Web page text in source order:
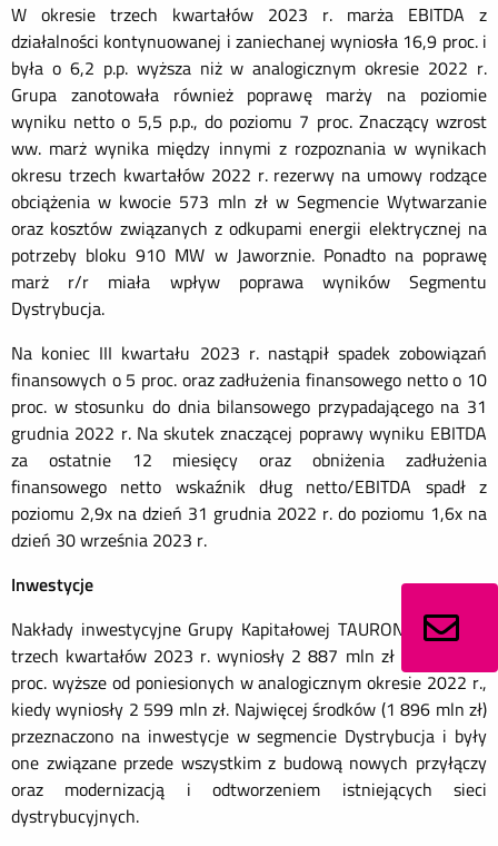
W okresie trzech kwartałów 2023 r. marża EBITDA z
działalności kontynuowanej i zaniechanej wyniosła 16,9 proc. i
była o 6,2 p.p. wyższa niż w analogicznym okresie 2022 r.
Grupa zanotowała również poprawę marży na poziomie
wyniku netto o 5,5 p.p., do poziomu 7 proc. Znaczący wzrost
ww. marż wynika między innymi z rozpoznania w wynikach
okresu trzech kwartałów 2022 r. rezerwy na umowy rodzące
obciążenia w kwocie 573 mln zł w Segmencie Wytwarzanie
oraz kosztów związanych z odkupami energii elektrycznej na
potrzeby bloku 910 MW w Jaworznie. Ponadto na poprawę
marż r/r miała wpływ poprawa wyników Segmentu
Dystrybucja.
Na koniec III kwartału 2023 r. nastąpił spadek zobowiązań
finansowych o 5 proc. oraz zadłużenia finansowego netto o 10
proc. w stosunku do dnia bilansowego przypadającego na 31
grudnia 2022 r. Na skutek znaczącej poprawy wyniku EBITDA
za ostatnie 12 miesięcy oraz obniżenia zadłużenia
finansowego netto wskaźnik dług netto/EBITDA spadł z
poziomu 2,9x na dzień 31 grudnia 2022 r. do poziomu 1,6x na
dzień 30 września 2023 r.
Inwestycje
Nakłady inwestycyjne Grupy Kapitałowej TAURON w okresie
trzech kwartałów 2023 r. wyniosły 2 887 mln zł i były o 11
proc. wyższe od poniesionych w analogicznym okresie 2022 r.,
kiedy wyniosły 2 599 mln zł. Najwięcej środków (1 896 mln zł)
przeznaczono na inwestycje w segmencie Dystrybucja i były
one związane przede wszystkim z budową nowych przyłączy
oraz modernizacją i odtworzeniem istniejących sieci
dystrybucyjnych.